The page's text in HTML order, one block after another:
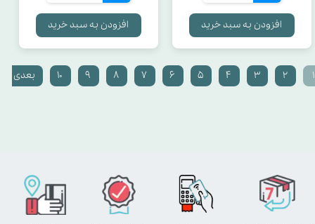
افزودن به سبد خرید افزودن به سبد خرید
۱ ۲ ۳ ۴ ۵ ۶ ۷ ۸ ۹ ۱۰ بعدی